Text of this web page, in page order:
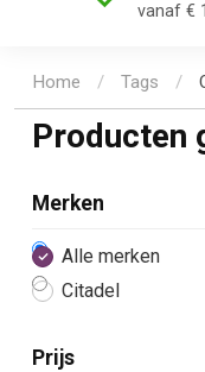
vanaf €
Home / Tags /
Producten
Merken
Alle merken
Citadel
Prijs